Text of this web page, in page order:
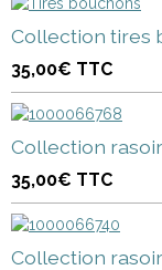
Collection tires
35,00€ TTC
Collection
35,00€ TTC
Collection